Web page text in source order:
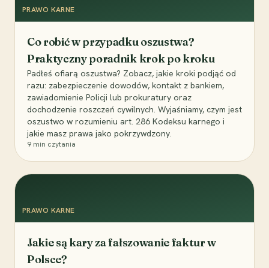
PRAWO KARNE
Co robić w przypadku oszustwa?
Praktyczny poradnik krok po kroku
Padłeś ofiarą oszustwa? Zobacz, jakie kroki podjąć od
razu: zabezpieczenie dowodów, kontakt z bankiem,
zawiadomienie Policji lub prokuratury oraz
dochodzenie roszczeń cywilnych. Wyjaśniamy, czym jest
oszustwo w rozumieniu art. 286 Kodeksu karnego i
jakie masz prawa jako pokrzywdzony.
9 min czytania
PRAWO KARNE
Jakie są kary za fałszowanie faktur w
Polsce?